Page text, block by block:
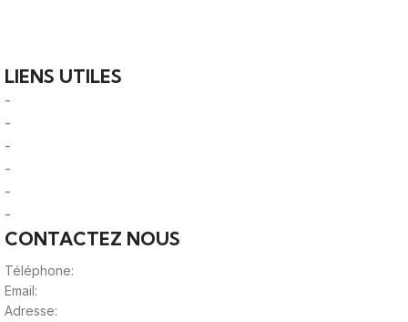
LIENS UTILES
-
-
-
-
-
-
CONTACTEZ NOUS
Téléphone:
Email:
Adresse: